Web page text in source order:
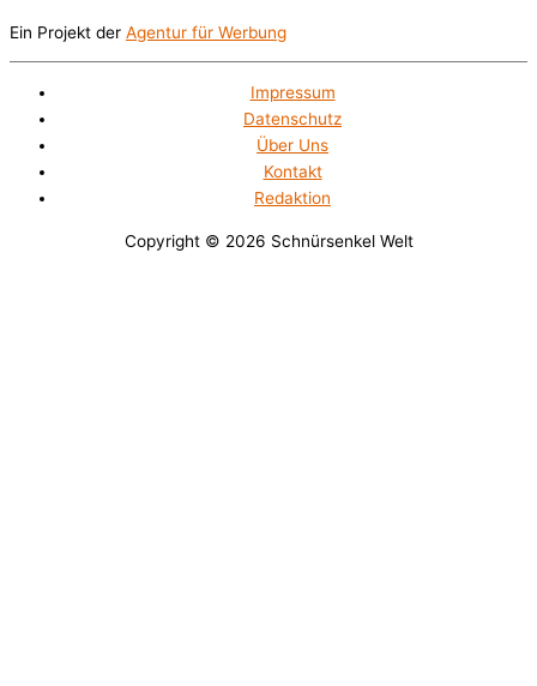
Ein Projekt der Agentur für Werbung
Impressum
Datenschutz
Über Uns
Kontakt
Redaktion
Copyright © 2026 Schnürsenkel Welt